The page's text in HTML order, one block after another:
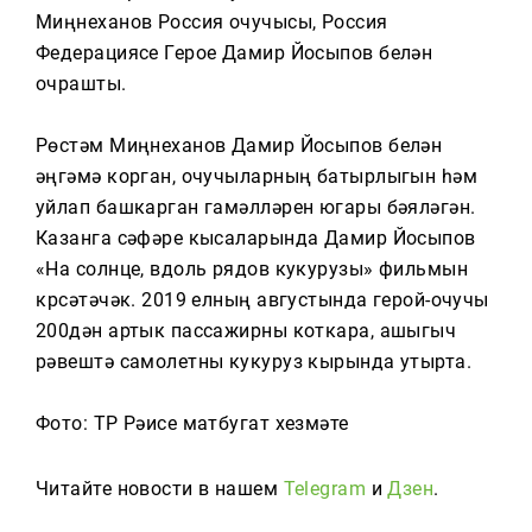
Миңнеханов Россия очучысы, Россия
Федерациясе Герое Дамир Йосыпов белән
очрашты.
Рөстәм Миңнеханов Дамир Йосыпов белән
әңгәмә корган, очучыларның батырлыгын һәм
уйлап башкарган гамәлләрен югары бәяләгән.
Казанга сәфәре кысаларында Дамир Йосыпов
«На солнце, вдоль рядов кукурузы» фильмын
күрсәтәчәк. 2019 елның августында герой-очучы
200дән артык пассажирны коткара, ашыгыч
рәвештә самолетны кукуруз кырында утырта.
Фото: ТР Рәисе матбугат хезмәте
Читайте новости в нашем Telegram иДзен.